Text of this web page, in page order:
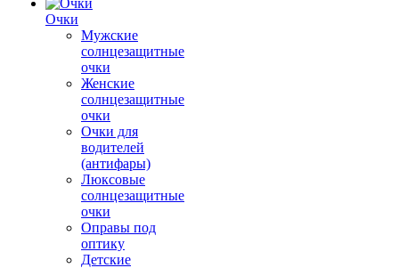
Очки
Мужские
солнцезащитные
очки
Женские
солнцезащитные
очки
Очки для
водителей
(антифары)
Люксовые
солнцезащитные
очки
Оправы под
оптику
Детские